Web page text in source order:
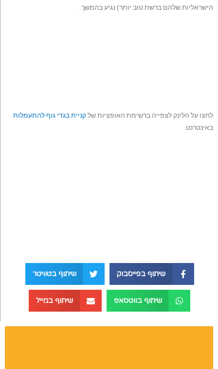
הישראליות שלהם ברשת טוב יותר) נגיע בהמשך.
לחצו על הלינק לצפייה ברשימת האופציות שלקניית בגדי גוף להתעמלות
באינטרנט.
שיתוף בפייסבוק שיתוף בטוויטר
שיתוף בווטסאפ שיתוף במייל